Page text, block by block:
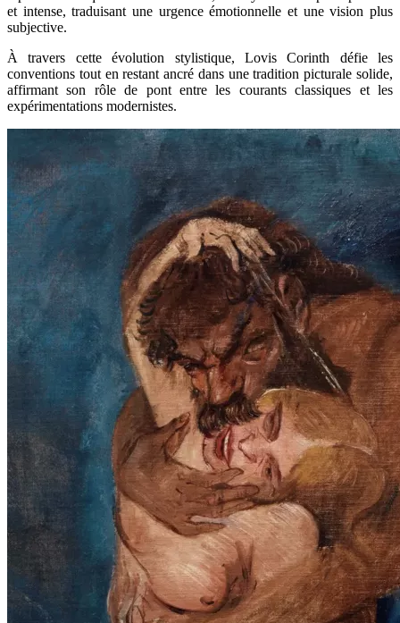
et intense, traduisant une urgence émotionnelle et une vision plus
subjective.
À travers cette évolution stylistique, Lovis Corinth défie les
conventions tout en restant ancré dans une tradition picturale solide,
affirmant son rôle de pont entre les courants classiques et les
expérimentations modernistes.